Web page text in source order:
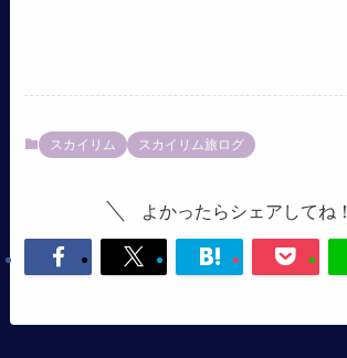
スカイリム スカイリム旅ログ
よかったらシェアしてね！